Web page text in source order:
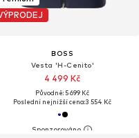
BOSS
Vesta 'H-Cenito'
4 499 Kč
Původně: 5 699 Kč
Poslední nejnižší cena:3 554 Kč